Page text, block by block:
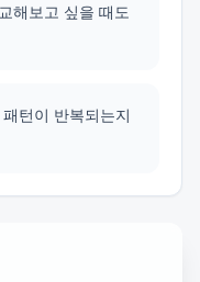
해보고 싶을 때도
턴이 반복되는지